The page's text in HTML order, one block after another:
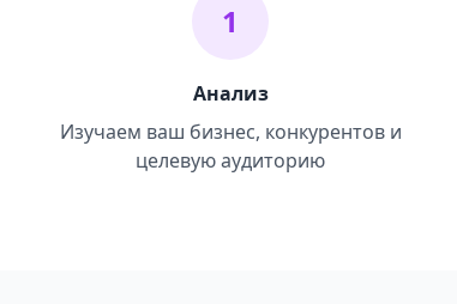
1
Анализ
Изучаем ваш бизнес, конкурентов и
целевую аудиторию